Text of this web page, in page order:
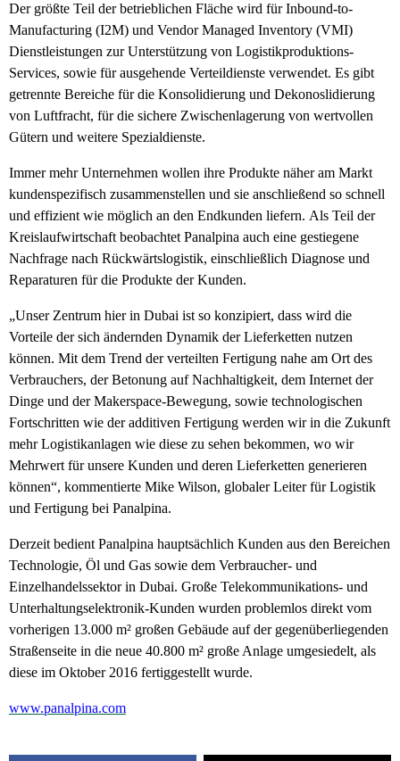
Der größte Teil der betrieblichen Fläche wird für Inbound-to-
Manufacturing (I2M) und Vendor Managed Inventory (VMI)
Dienstleistungen zur Unterstützung von Logistikproduktions-
Services, sowie für ausgehende Verteildienste verwendet. Es gibt
getrennte Bereiche für die Konsolidierung und Dekonoslidierung
von Luftfracht, für die sichere Zwischenlagerung von wertvollen
Gütern und weitere Spezialdienste.
Immer mehr Unternehmen wollen ihre Produkte näher am Markt
kundenspezifisch zusammenstellen und sie anschließend so schnell
und effizient wie möglich an den Endkunden liefern. Als Teil der
Kreislaufwirtschaft beobachtet Panalpina auch eine gestiegene
Nachfrage nach Rückwärtslogistik, einschließlich Diagnose und
Reparaturen für die Produkte der Kunden.
„Unser Zentrum hier in Dubai ist so konzipiert, dass wird die
Vorteile der sich ändernden Dynamik der Lieferketten nutzen
können. Mit dem Trend der verteilten Fertigung nahe am Ort des
Verbrauchers, der Betonung auf Nachhaltigkeit, dem Internet der
Dinge und der Makerspace-Bewegung, sowie technologischen
Fortschritten wie der additiven Fertigung werden wir in die Zukunft
mehr Logistikanlagen wie diese zu sehen bekommen, wo wir
Mehrwert für unsere Kunden und deren Lieferketten generieren
können“, kommentierte Mike Wilson, globaler Leiter für Logistik
und Fertigung bei Panalpina.
Derzeit bedient Panalpina hauptsächlich Kunden aus den Bereichen
Technologie, Öl und Gas sowie dem Verbraucher- und
Einzelhandelssektor in Dubai. Große Telekommunikations- und
Unterhaltungselektronik-Kunden wurden problemlos direkt vom
vorherigen 13.000 m² großen Gebäude auf der gegenüberliegenden
Straßenseite in die neue 40.800 m² große Anlage umgesiedelt, als
diese im Oktober 2016 fertiggestellt wurde.
www.panalpina.com